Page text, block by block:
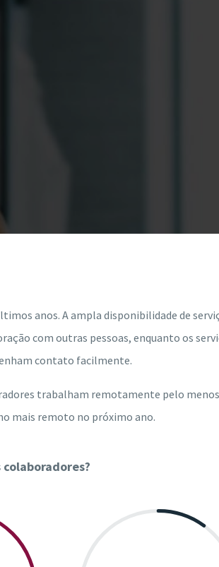
anos. A ampla disponibilidade de
com outras pessoas, enquanto os
contato facilmente.
trabalham remotamente pelo menos
mais remoto no próximo ano.